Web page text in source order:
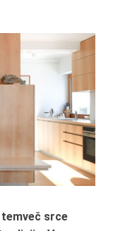
temveč srce